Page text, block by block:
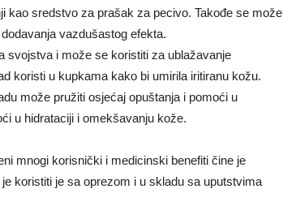
kao sredstvo za prašak za pecivo. Takođe se može
vazdušastog efekta.
svojstva i može se koristiti za ublažavanje
koristi u kupkama kako bi umirila iritiranu kožu.
može pružiti osjećaj opuštanja i pomoći u
u hidrataciji i omekšavanju kože.
mnogi korisnički i medicinski benefiti čine je
koristiti je sa oprezom i u skladu sa uputstvima